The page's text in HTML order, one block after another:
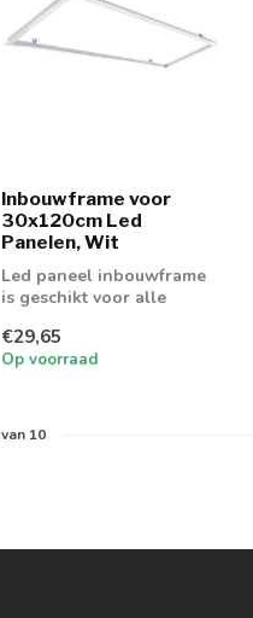
Inbouwframe voor
30x120cm Led
Panelen, Wit
Led paneel inbouwframe
is geschikt voor alle
€29,65
Op voorraad
van 10